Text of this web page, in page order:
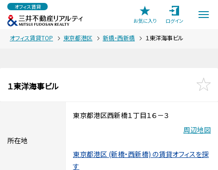
オフィス賃貸
お気に入り
ログイン
オフィス賃貸TOP 東京都港区 新橋・西新橋 １東洋海事ビル
１東洋海事ビル
所在地
東京都港区西新橋１丁目１６－３
周辺地図
東京都港区 (新橋・西新橋) の賃貸オフィスを探
す